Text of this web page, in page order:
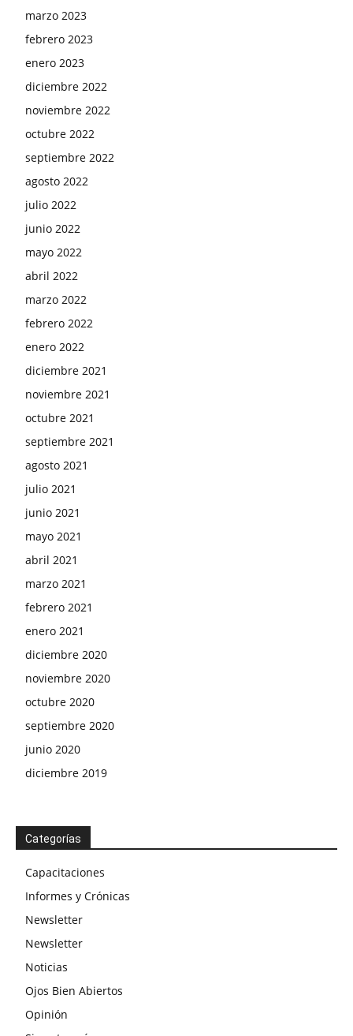
marzo 2023
febrero 2023
enero 2023
diciembre 2022
noviembre 2022
octubre 2022
septiembre 2022
agosto 2022
julio 2022
junio 2022
mayo 2022
abril 2022
marzo 2022
febrero 2022
enero 2022
diciembre 2021
noviembre 2021
octubre 2021
septiembre 2021
agosto 2021
julio 2021
junio 2021
mayo 2021
abril 2021
marzo 2021
febrero 2021
enero 2021
diciembre 2020
noviembre 2020
octubre 2020
septiembre 2020
junio 2020
diciembre 2019
Categorías
Capacitaciones
Informes y Crónicas
Newsletter
Newsletter
Noticias
Ojos Bien Abiertos
Opinión